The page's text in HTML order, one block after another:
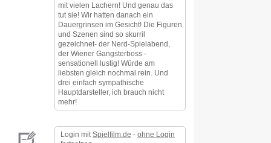
mit vielen Lachern! Und genau das
tut sie! Wir hatten danach ein
Dauergrinsen im Gesicht! Die Figuren
und Szenen sind so skurril
gezeichnet- der Nerd-Spielabend,
der Wiener Gangsterboss -
sensationell lustig! Würde am
liebsten gleich nochmal rein. Und
drei einfach sympathische
Hauptdarsteller, ich brauch nicht
mehr!
Login mit Spielfilm.de - ohne Login